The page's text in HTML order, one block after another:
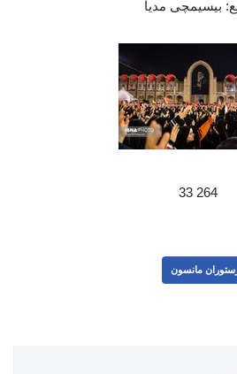
بیسیمچی مدیا
264 33
مانسون